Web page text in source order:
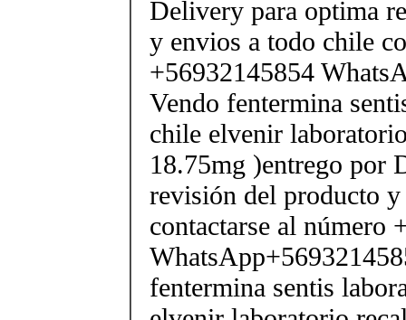
Delivery para optima
y envios a todo chile
+56932145854
Vendo fentermina
chile elvenir
18.75mg )entrego por
revisión del producto
contactarse al número
fentermina sentis